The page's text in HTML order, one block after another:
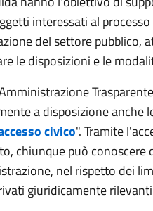
interessati al
del settore pubblico,
le disposizioni e le
a disposizione anche
civico". Tramite
chiunque può
nel rispetto dei
giuridicamente